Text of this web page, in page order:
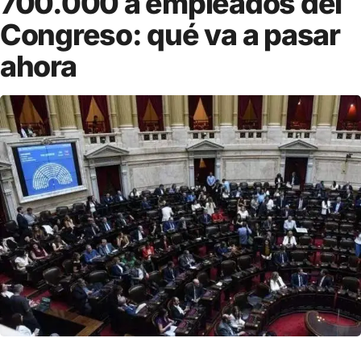
Congreso: qué va a pasar
ahora